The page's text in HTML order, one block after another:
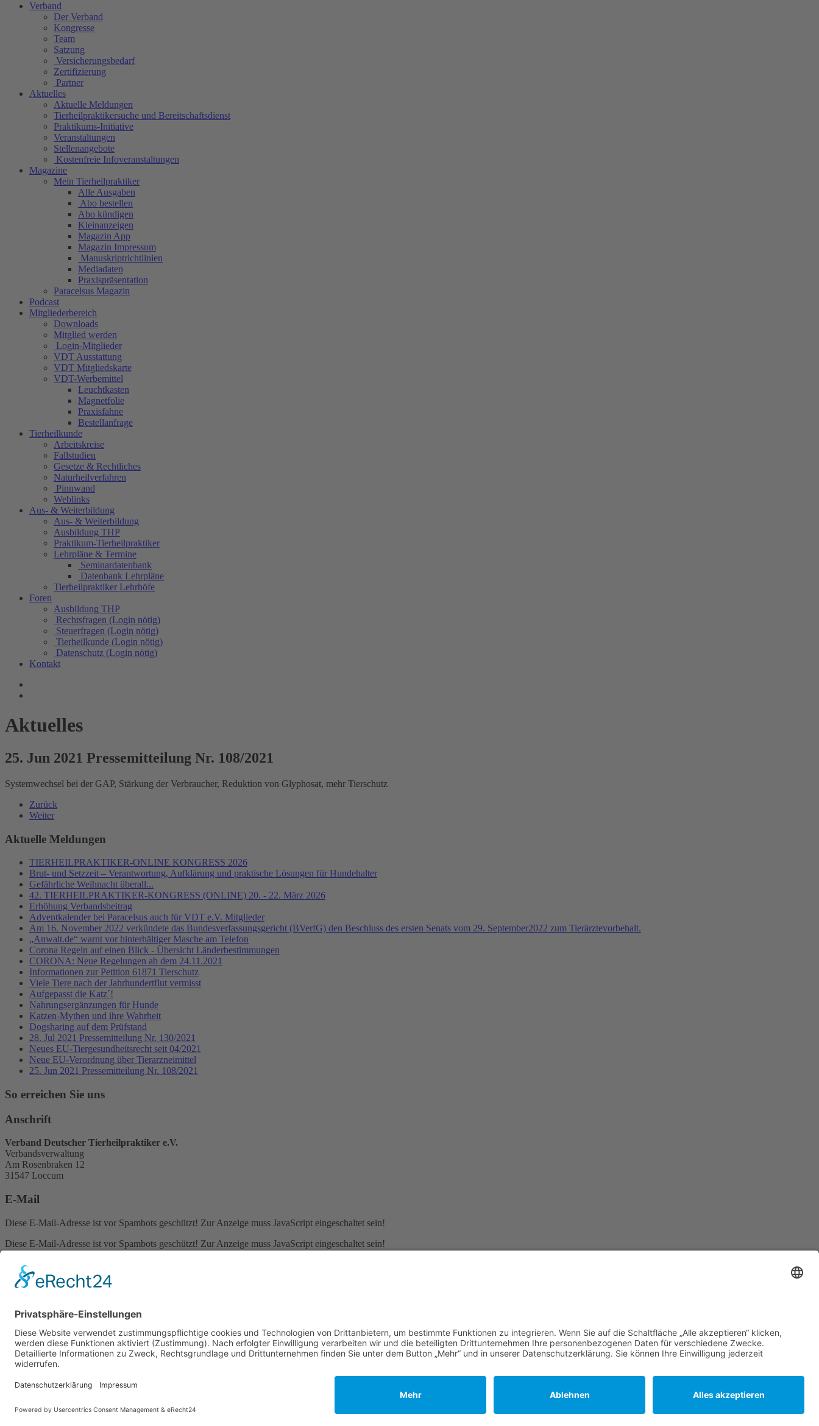
Verband
Der Verband
Kongresse
Team
Satzung
Versicherungsbedarf
Zertifizierung
Partner
Aktuelles
Aktuelle Meldungen
Tierheilpraktikersuche und Bereitschaftsdienst
Praktikums-Initiative
Veranstaltungen
Stellenangebote
Kostenfreie Infoveranstaltungen
Magazine
Mein Tierheilpraktiker
Alle Ausgaben
Abo bestellen
Abo kündigen
Kleinanzeigen
Magazin App
Magazin Impressum
Manuskriptrichtlinien
Mediadaten
Praxispräsentation
Paracelsus Magazin
Podcast
Mitgliederbereich
Downloads
Mitglied werden
Login-Mitglieder
VDT Ausstattung
VDT Mitgliedskarte
VDT-Werbemittel
Leuchtkasten
Magnetfolie
Praxisfahne
Bestellanfrage
Tierheilkunde
Arbeitskreise
Fallstudien
Gesetze & Rechtliches
Naturheilverfahren
Pinnwand
Weblinks
Aus- & Weiterbildung
Aus- & Weiterbildung
Ausbildung THP
Praktikum-Tierheilpraktiker
Lehrpläne & Termine
Seminardatenbank
Datenbank Lehrpläne
Tierheilpraktiker Lehrhöfe
Foren
Ausbildung THP
Rechtsfragen (Login nötig)
Steuerfragen (Login nötig)
Tierheilkunde (Login nötig)
Datenschutz (Login nötig)
Kontakt
Aktuelles
25. Jun 2021 Pressemitteilung Nr. 108/2021
Systemwechsel bei der GAP, Stärkung der Verbraucher, Reduktion von Glyphosat, mehr Tierschutz
Zurück
Weiter
Aktuelle Meldungen
TIERHEILPRAKTIKER-ONLINE KONGRESS 2026
Brut- und Setzzeit – Verantwortung, Aufklärung und praktische Lösungen für Hundehalter
Gefährliche Weihnacht überall...
42. TIERHEILPRAKTIKER-KONGRESS (ONLINE) 20. - 22. März 2026
Erhöhung Verbandsbeitrag
Adventkalender bei Paracelsus auch für VDT e.V. Mitglieder
Am 16. November 2022 verkündete das Bundesverfassungsgericht (BVerfG) den Beschluss des ersten Senats vom 29. September2022 zum Tierärztevorbehalt.
„Anwalt.de“ warnt vor hinterhältiger Masche am Telefon
Corona Regeln auf einen Blick - Übersicht Länderbestimmungen
CORONA: Neue Regelungen ab dem 24.11.2021
Informationen zur Petition 61871 Tierschutz
Viele Tiere nach der Jahrhundertflut vermisst
Aufgepasst die Katz´!
Nahrungsergänzungen für Hunde
Katzen-Mythen und ihre Wahrheit
Dogsharing auf dem Prüfstand
28. Jul 2021 Pressemitteilung Nr. 130/2021
Neues EU-Tiergesundheitsrecht seit 04/2021
Neue EU-Verordnung über Tierarzneimittel
25. Jun 2021 Pressemitteilung Nr. 108/2021
So erreichen Sie uns
Anschrift
Verband Deutscher Tierheilpraktiker e.V.
Verbandsverwaltung
Am Rosenbraken 12
31547 Loccum
E-Mail
Diese E-Mail-Adresse ist vor Spambots geschützt! Zur Anzeige muss JavaScript eingeschaltet sein!
Diese E-Mail-Adresse ist vor Spambots geschützt! Zur Anzeige muss JavaScript eingeschaltet sein!
Telefon Service-Team
Tel: 0261-1349 5200
Tel: 0172-546 19 20
Kontakt
Impressum
Datenschutzerklärung
VDT bei Facebook